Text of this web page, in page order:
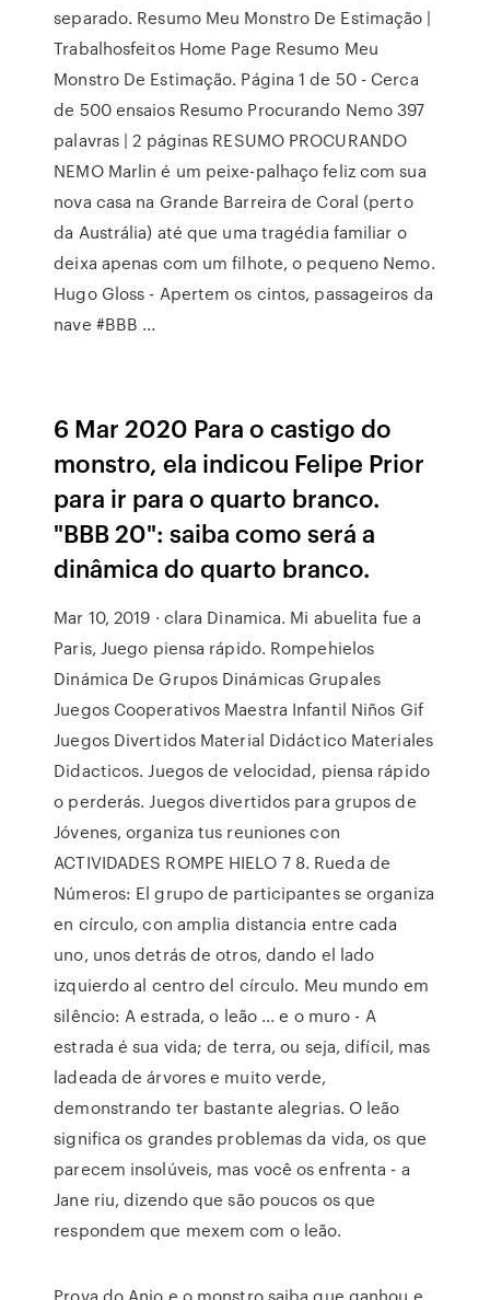
separado. Resumo Meu Monstro De Estimação |
Trabalhosfeitos Home Page Resumo Meu
Monstro De Estimação. Página 1 de 50 - Cerca
de 500 ensaios Resumo Procurando Nemo 397
palavras | 2 páginas RESUMO PROCURANDO
NEMO Marlin é um peixe-palhaço feliz com sua
nova casa na Grande Barreira de Coral (perto
da Austrália) até que uma tragédia familiar o
deixa apenas com um filhote, o pequeno Nemo.
Hugo Gloss - Apertem os cintos, passageiros da
nave #BBB ...
6 Mar 2020 Para o castigo do
monstro, ela indicou Felipe Prior
para ir para o quarto branco.
"BBB 20": saiba como será a
dinâmica do quarto branco.
Mar 10, 2019 · clara Dinamica. Mi abuelita fue a
Paris, Juego piensa rápido. Rompehielos
Dinámica De Grupos Dinámicas Grupales
Juegos Cooperativos Maestra Infantil Niños Gif
Juegos Divertidos Material Didáctico Materiales
Didacticos. Juegos de velocidad, piensa rápido
o perderás. Juegos divertidos para grupos de
Jóvenes, organiza tus reuniones con
ACTIVIDADES ROMPE HIELO 7 8. Rueda de
Números: El grupo de participantes se organiza
en círculo, con amplia distancia entre cada
uno, unos detrás de otros, dando el lado
izquierdo al centro del círculo. Meu mundo em
silêncio: A estrada, o leão ... e o muro - A
estrada é sua vida; de terra, ou seja, difícil, mas
ladeada de árvores e muito verde,
demonstrando ter bastante alegrias. O leão
significa os grandes problemas da vida, os que
parecem insolúveis, mas você os enfrenta - a
Jane riu, dizendo que são poucos os que
respondem que mexem com o leão.
Prova do Anjo e o monstro saiba que ganhou e